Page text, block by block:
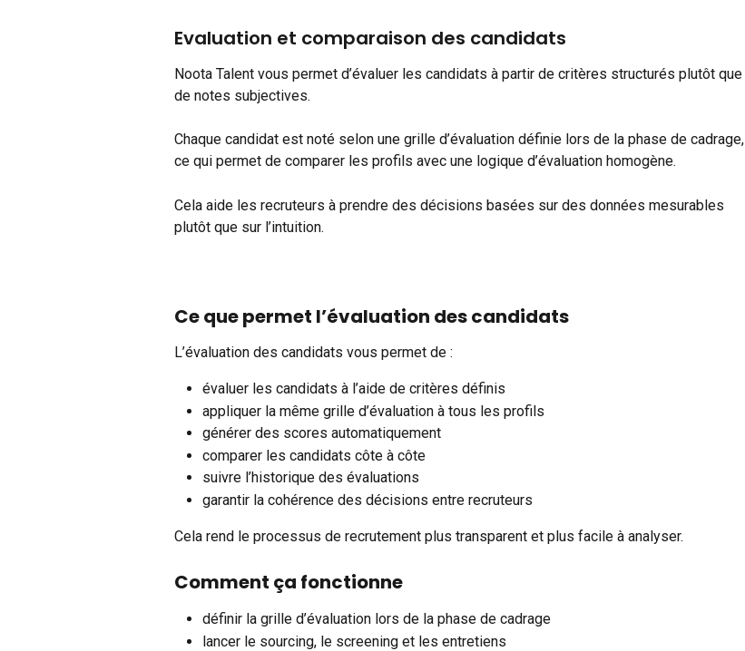
Evaluation et comparaison des candidats
Noota Talent vous permet d’évaluer les candidats à partir de critères structurés plutôt que
de notes subjectives.
Chaque candidat est noté selon une grille d’évaluation définie lors de la phase de cadrage,
ce qui permet de comparer les profils avec une logique d’évaluation homogène.
Cela aide les recruteurs à prendre des décisions basées sur des données mesurables
plutôt que sur l’intuition.
Ce que permet l’évaluation des candidats
L’évaluation des candidats vous permet de :
évaluer les candidats à l’aide de critères définis
appliquer la même grille d’évaluation à tous les profils
générer des scores automatiquement
comparer les candidats côte à côte
suivre l’historique des évaluations
garantir la cohérence des décisions entre recruteurs
Cela rend le processus de recrutement plus transparent et plus facile à analyser.
Comment ça fonctionne
définir la grille d’évaluation lors de la phase de cadrage
lancer le sourcing, le screening et les entretiens